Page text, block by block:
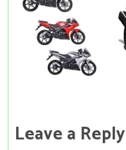
Leave a Reply